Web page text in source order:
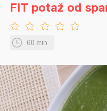
60 min
FIT potaž od